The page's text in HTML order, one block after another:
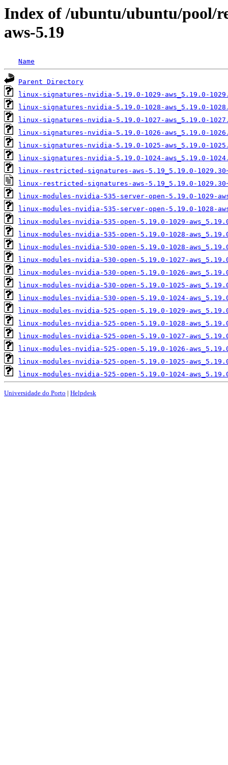
Index of /ubuntu/ubuntu/pool/
aws-5.19
Name
Parent Directory
linux-signatures-nvidia-5.19.0-1029-aws_5.19.0-
linux-signatures-nvidia-5.19.0-1028-aws_5.19.0-
linux-signatures-nvidia-5.19.0-1027-aws_5.19.0-
linux-signatures-nvidia-5.19.0-1026-aws_5.19.0-
linux-signatures-nvidia-5.19.0-1025-aws_5.19.0-
linux-signatures-nvidia-5.19.0-1024-aws_5.19.0-
linux-restricted-signatures-aws-5.19_5.19.0-
linux-restricted-signatures-aws-5.19_5.19.0-
linux-modules-nvidia-535-server-open-5.19.0-1029-
linux-modules-nvidia-535-server-open-5.19.0-1028-
linux-modules-nvidia-535-open-5.19.0-1029-
linux-modules-nvidia-535-open-5.19.0-1028-
linux-modules-nvidia-530-open-5.19.0-1028-
linux-modules-nvidia-530-open-5.19.0-1027-
linux-modules-nvidia-530-open-5.19.0-1026-
linux-modules-nvidia-530-open-5.19.0-1025-
linux-modules-nvidia-530-open-5.19.0-1024-
linux-modules-nvidia-525-open-5.19.0-1029-
linux-modules-nvidia-525-open-5.19.0-1028-
linux-modules-nvidia-525-open-5.19.0-1027-
linux-modules-nvidia-525-open-5.19.0-1026-
linux-modules-nvidia-525-open-5.19.0-1025-
linux-modules-nvidia-525-open-5.19.0-1024-
Universidade do Porto | Helpdesk